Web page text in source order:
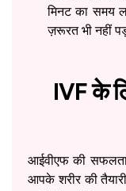
मिनट का समय
ज़रूरत भी नहीं
IVF के
आईवीएफ की सफलता
आपके शरीर की